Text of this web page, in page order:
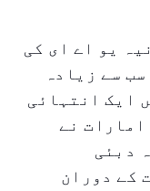
یو اے ای کی
سے زیادہ
ہوتا ہے، اور ۲۰۲۶ میں ایک انتہائی
نے
دبئی
کے دوران